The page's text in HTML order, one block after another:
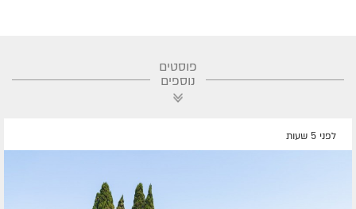
פוסטים
נוספים
לפני 5 שעות